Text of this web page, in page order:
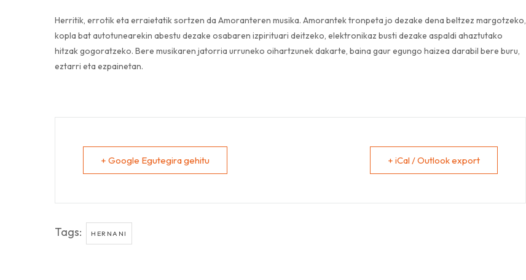
Herritik, errotik eta erraietatik sortzen da Amoranteren musika. Amorantek tronpeta jo dezake dena beltzez margotzeko,
kopla bat autotunearekin abestu dezake osabaren izpirituari deitzeko, elektronikaz busti dezake aspaldi ahaztutako
hitzak gogoratzeko. Bere musikaren jatorria urruneko oihartzunek dakarte, baina gaur egungo haizea darabil bere buru,
eztarri eta ezpainetan.
+ Google Egutegira gehitu + iCal / Outlook export
Tags: HERNANI